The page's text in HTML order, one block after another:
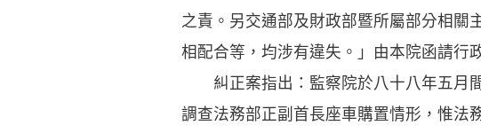
之責。另交通部及財政部暨所屬部分相關
相配合等，均涉有違失。」由本院函請行
糾正案指出：監察院於八十八年五月間
調查法務部正副首長座車購置情形，惟法